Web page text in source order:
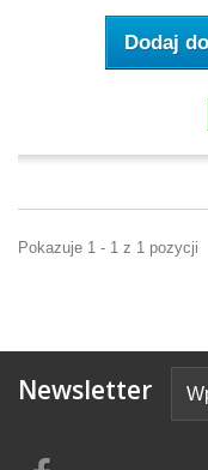
Dodaj
Pokazuje 1 - 1 z 1 pozycji
Newsletter